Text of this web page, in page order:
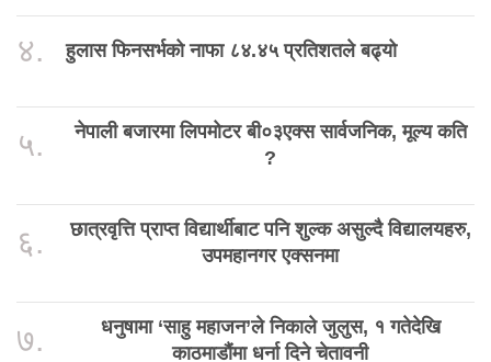
४. हुलास फिनसर्भको नाफा ८४.४५ प्रतिशतले बढ्यो
५.
नेपाली बजारमा लिपमोटर बी०३एक्स सार्वजनिक, मूल्य कति
?
६.
छात्रवृत्ति प्राप्त विद्यार्थीबाट पनि शुल्क असुल्दै विद्यालयहरु,
उपमहानगर एक्सनमा
७.
धनुषामा ‘साहु महाजन’ले निकाले जुलुस, १ गतेदेखि
काठमाडौंमा धर्ना दिने चेतावनी